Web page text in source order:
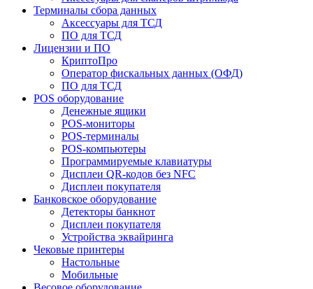
Терминалы сбора данных
Аксессуары для ТСД
ПО для ТСД
Лицензии и ПО
КриптоПро
Оператор фискальных данных (ОФД)
ПО для ТСД
POS оборудование
Денежные ящики
POS-мониторы
POS-терминалы
POS-компьютеры
Программируемые клавиатуры
Дисплеи QR-кодов без NFC
Дисплеи покупателя
Банковское оборудование
Детекторы банкнот
Дисплеи покупателя
Устройства эквайринга
Чековые принтеры
Настольные
Мобильные